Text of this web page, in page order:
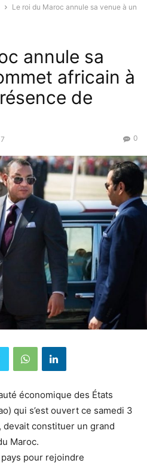
Le roi du Maroc annule sa venue à un
annule sa
africain à
de
0
économique des États
qui s’est ouvert ce samedi 3
devait constituer un grand
Maroc.
pour rejoindre